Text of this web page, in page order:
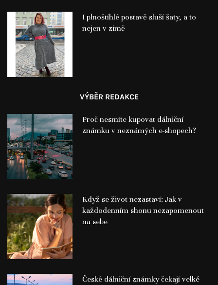
I plnoštíhlé postavě sluší šaty, a to
nejen v zimě
VÝBĚR REDAKCE
Proč nesmíte kupovat dálniční
známku v neznámých e-shopech?
Když se život nezastaví: Jak v
každodenním shonu nezapomenout
na sebe
České dálniční známky čekají velké